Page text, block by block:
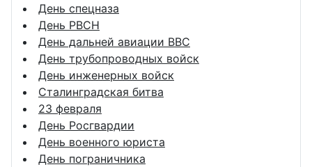
День спецназа
День РВСН
День дальней авиации ВВС
День трубопроводных войск
День инженерных войск
Сталинградская битва
23 февраля
День Росгвардии
День военного юриста
День пограничника